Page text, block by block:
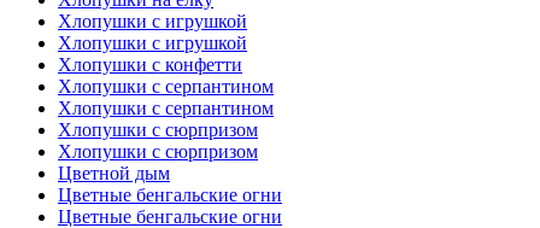
Хлопушки с игрушкой
Хлопушки с игрушкой
Хлопушки с конфетти
Хлопушки с серпантином
Хлопушки с серпантином
Хлопушки с сюрпризом
Хлопушки с сюрпризом
Цветной дым
Цветные бенгальские огни
Цветные бенгальские огни